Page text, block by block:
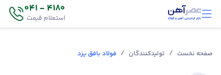
4180 - 041
استعلام قیمت
صفحه نخست / تولیدکنندگان / فولاد بافق یزد